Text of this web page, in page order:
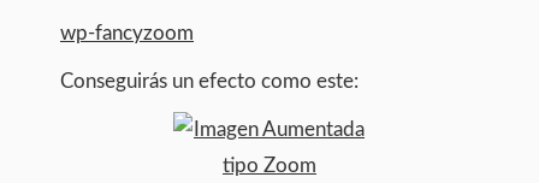
wp-fancyzoom
Conseguirás un efecto como este: